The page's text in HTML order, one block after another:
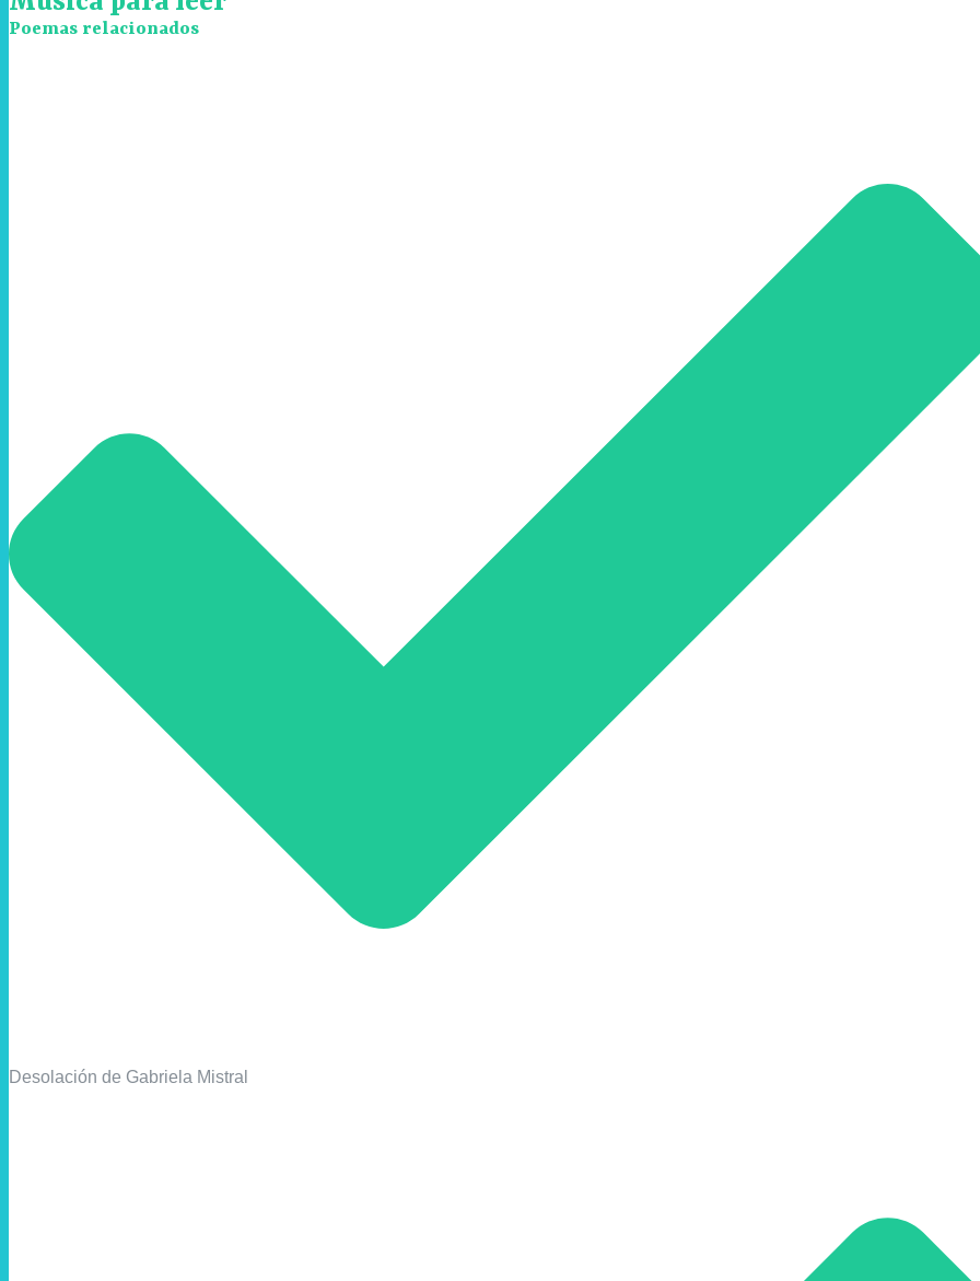
Poemas relacionados
Desolación de Gabriela Mistral